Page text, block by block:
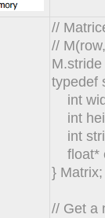
//
//
typedef
int
int
int
float*
}
// Get a